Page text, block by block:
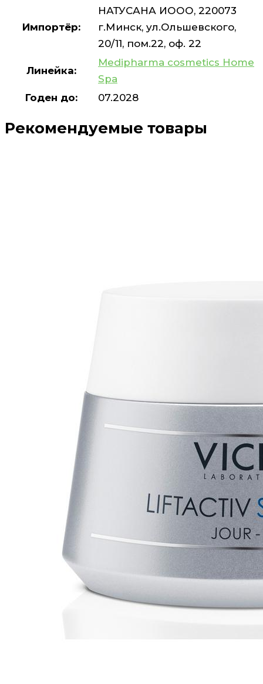
Импортёр:
НАТУСАНА ИООО, 220073
г.Минск, ул.Ольшевского,
20/11, пом.22, оф. 22
Линейка:
Medipharma cosmetics Home
Spa
Годен до:
07.2028
Рекомендуемые товары